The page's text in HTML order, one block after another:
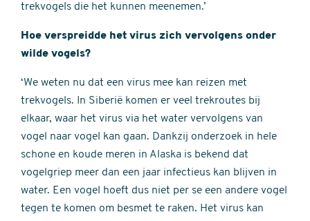
trekvogels die het kunnen meenemen.’
Hoe verspreidde het virus zich vervolgens onder
wilde vogels?
‘We weten nu dat een virus mee kan reizen met
trekvogels. In Siberië komen er veel trekroutes bij
elkaar, waar het virus via het water vervolgens van
vogel naar vogel kan gaan. Dankzij onderzoek in hele
schone en koude meren in Alaska is bekend dat
vogelgriep meer dan een jaar infectieus kan blijven in
water. Een vogel hoeft dus niet per se een andere vogel
tegen te komen om besmet te raken. Het virus kan